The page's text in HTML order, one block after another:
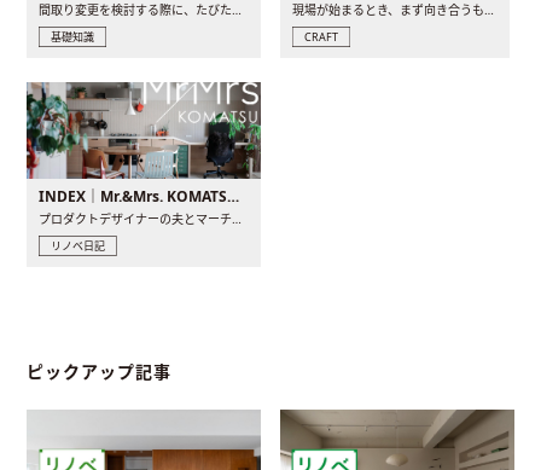
間取り変更を検討する際に、たびたび皆さんの頭を悩ませる動か..
基礎知識
現場が始まるとき、まず向き合うものの一つがコンセントです..
CRAFT
INDEX｜Mr.&Mrs. KOMATSU renovation diary
プロダクトデザイナーの夫とマーチャンダイザーの妻が、夫婦で..
リノベ日記
ピックアップ記事